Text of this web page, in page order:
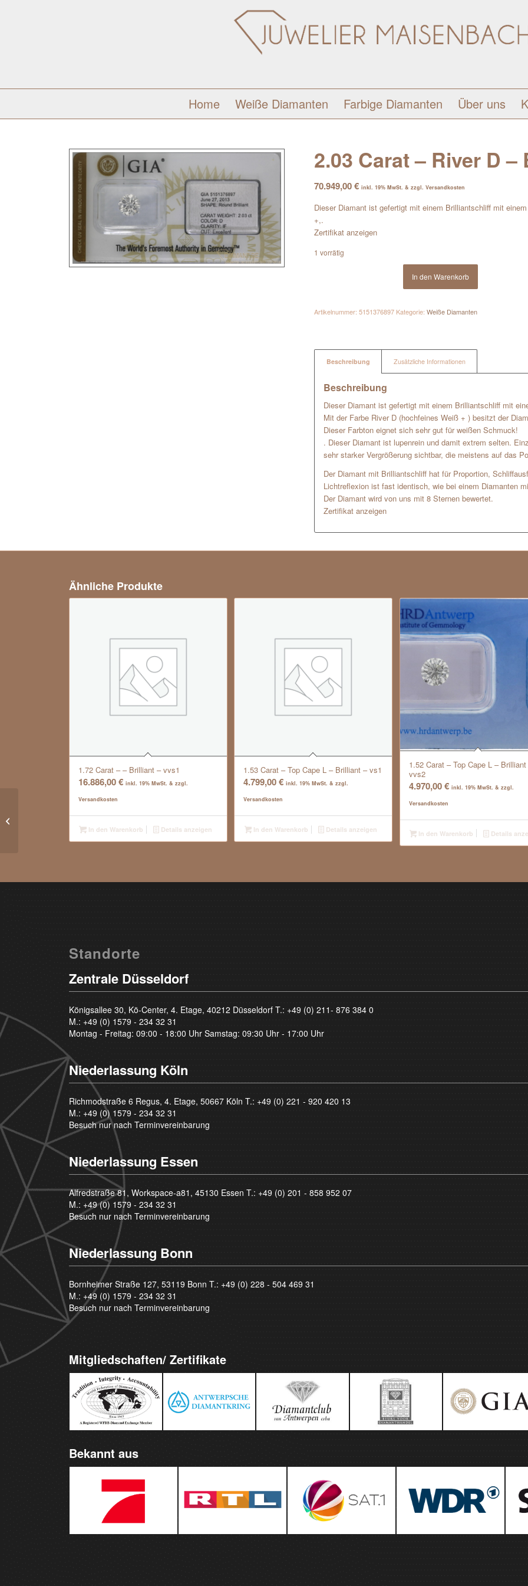
Home Weiße Diamanten Farbige Diamanten Über uns
2.03 Carat – River D
70.949,00€ inkl. 19% MwSt. & zzgl. Versandkosten
Dieser Diamant ist gefertigt mit einem Brilliantschliff mit
+,.
Zertifikat anzeigen
1 vorrätig
In den Warenkorb
Artikelnummer:5151376897 Kategorie:Weiße Diamanten
Beschreibung Zusätzliche Informationen
Beschreibung
Dieser Diamant ist gefertigt mit einem Brilliantschliff mit
Mit der Farbe River D (hochfeines Weiß + ) besitzt der
Dieser Farbton eignet sich sehr gut für weißen Schmuck!
. Dieser Diamant ist lupenrein und damit extrem selten.
sehr starker Vergrößerung sichtbar, die meistens auf das
Der Diamant mit Brilliantschliff hat für Proportion,
Lichtreflexion ist fast identisch, wie bei einem Diamanten
Der Diamant wird von uns mit 8 Sternen bewertet.
Zertifikat anzeigen
Ähnliche Produkte
1.72 Carat – – Brilliant – vvs1
16.886,00€ inkl. 19% MwSt. & zzgl.
Versandkosten
In den Warenkorb Details anzeigen
1.53 Carat – Top Cape L – Brilliant – vs1
4.799,00€ inkl. 19% MwSt. & zzgl.
Versandkosten
In den Warenkorb Details anzeigen
1.52 Carat – Top Cape L – Brilliant
vvs2
4.970,00€ inkl. 19% MwSt. & zzgl.
Versandkosten
In den Warenkorb Details
Standorte
Zentrale Düsseldorf
Königsallee 30, Kö-Center, 4. Etage, 40212 Düsseldorf T.: +49 (0) 211- 876 384 0
M.: +49 (0) 1579 - 234 32 31
Montag - Freitag: 09:00 - 18:00 Uhr Samstag: 09:30 Uhr - 17:00 Uhr
Niederlassung Köln
Richmodstraße 6 Regus, 4. Etage, 50667 Köln T.: +49 (0) 221 - 920 420 13
M.: +49 (0) 1579 - 234 32 31
Besuch nur nach Terminvereinbarung
Niederlassung Essen
Alfredstraße 81, Workspace-a81, 45130 Essen T.: +49 (0) 201 - 858 952 07
M.: +49 (0) 1579 - 234 32 31
Besuch nur nach Terminvereinbarung
Niederlassung Bonn
Bornheimer Straße 127, 53119 Bonn T.: +49 (0) 228 - 504 469 31
M.: +49 (0) 1579 - 234 32 31
Besuch nur nach Terminvereinbarung
Mitgliedschaften/ Zertifikate
Bekannt aus
1.76 Carat – River D –